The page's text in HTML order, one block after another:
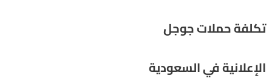
تكلفة حملات جوجل
الإعلانية في السعودية